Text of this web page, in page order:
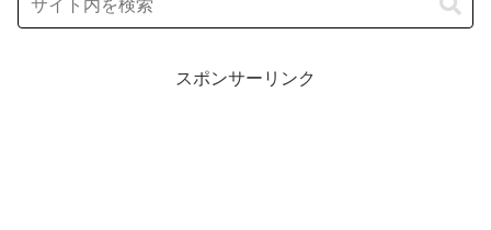
スポンサーリンク